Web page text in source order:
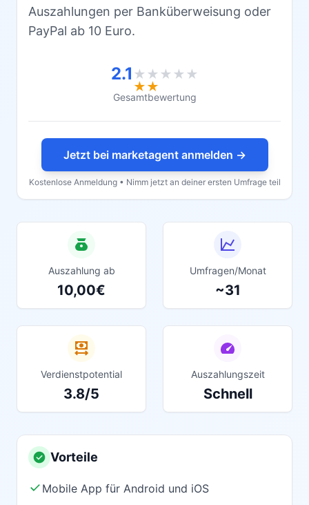
Auszahlungen per Banküberweisung oder
PayPal ab 10 Euro.
2.1 ★★★★★
★★★★★
Gesamtbewertung
Jetzt bei marketagent anmelden →
Kostenlose Anmeldung • Nimm jetzt an deiner ersten Umfrage teil
Auszahlung ab
10,00€
Umfragen/Monat
~31
Verdienstpotential
3.8/5
Auszahlungszeit
Schnell
Vorteile
Mobile App für Android und iOS